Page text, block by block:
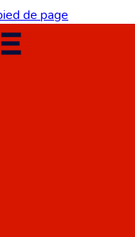
de page